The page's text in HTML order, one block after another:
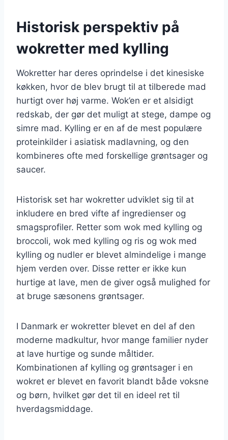
Historisk perspektiv på
wokretter med kylling
Wokretter har deres oprindelse i det kinesiske
køkken, hvor de blev brugt til at tilberede mad
hurtigt over høj varme. Wok’en er et alsidigt
redskab, der gør det muligt at stege, dampe og
simre mad. Kylling er en af de mest populære
proteinkilder i asiatisk madlavning, og den
kombineres ofte med forskellige grøntsager og
saucer.
Historisk set har wokretter udviklet sig til at
inkludere en bred vifte af ingredienser og
smagsprofiler. Retter som wok med kylling og
broccoli, wok med kylling og ris og wok med
kylling og nudler er blevet almindelige i mange
hjem verden over. Disse retter er ikke kun
hurtige at lave, men de giver også mulighed for
at bruge sæsonens grøntsager.
I Danmark er wokretter blevet en del af den
moderne madkultur, hvor mange familier nyder
at lave hurtige og sunde måltider.
Kombinationen af kylling og grøntsager i en
wokret er blevet en favorit blandt både voksne
og børn, hvilket gør det til en ideel ret til
hverdagsmiddage.